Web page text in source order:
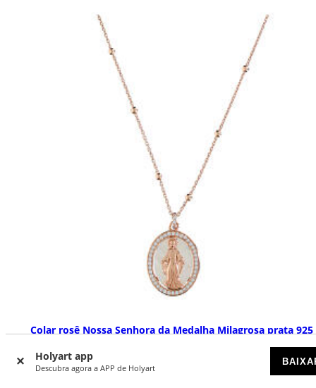
Holyart app
Descubra agora a APP de Holyart
Colar rosê Nossa Senhora da Medalha Milagrosa prata 925
DISPONÍVEL